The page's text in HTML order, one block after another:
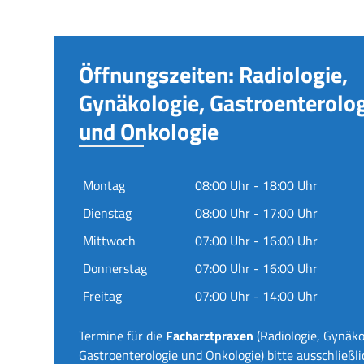
Öffnungszeiten: Radiologie,
Gynäkologie,
und Onkologie
Montag
08:00 Uhr - 18:00 Uhr
Dienstag
08:00 Uhr - 17:00 Uhr
Mittwoch
07:00 Uhr - 16:00 Uhr
Donnerstag
07:00 Uhr - 16:00 Uhr
Freitag
07:00 Uhr - 14:00 Uhr
Termine für die Facharztpraxen (Radiologie,
Gastroenterologie und Onkologie) bitte